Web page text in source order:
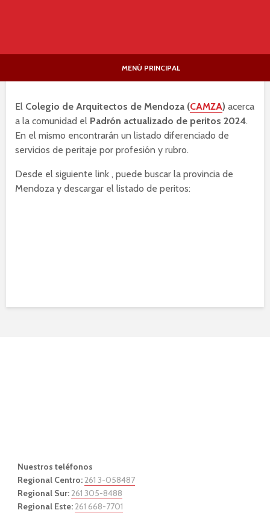
MENÚ PRINCIPAL
El Colegio de Arquitectos de Mendoza (CAMZA) acerca
a la comunidad el Padrón actualizado de peritos 2024.
En el mismo encontrarán un listado diferenciado de
servicios de peritaje por profesión y rubro.
Desde el siguiente link , puede buscar la provincia de
Mendoza y descargar el listado de peritos:
Nuestros teléfonos
Regional Centro: 261 3-058487
Regional Sur: 261 305-8488
Regional Este: 261 668-7701